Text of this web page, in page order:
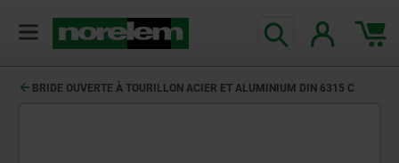
BRIDE OUVERTE À TOURILLON ACIER ET ALUMINIUM DIN 6315 C